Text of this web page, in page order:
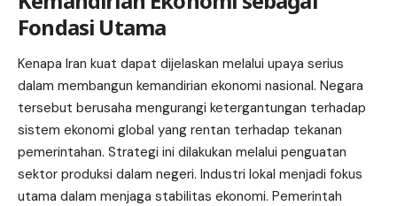
Fondasi Utama
Kenapa Iran kuat dapat dijelaskan melalui upaya serius
dalam membangun kemandirian ekonomi nasional. Negara
tersebut berusaha mengurangi ketergantungan terhadap
sistem ekonomi global yang rentan terhadap tekanan
pemerintahan. Strategi ini dilakukan melalui penguatan
sektor produksi dalam negeri. Industri lokal menjadi fokus
utama dalam menjaga stabilitas ekonomi. Pemerintah